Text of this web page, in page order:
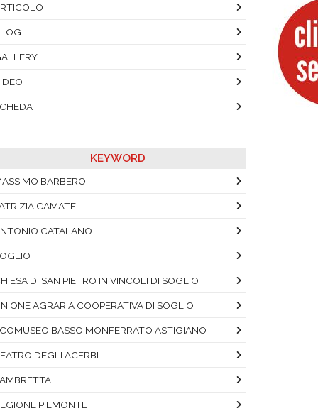
KEYWORD
BARBERO
CAMATEL
CATALANO
DI SAN PIETRO IN VINCOLI DI SOGLIO
AGRARIA COOPERATIVA DI SOGLIO
BASSO MONFERRATO ASTIGIANO
DEGLI ACERBI
PIEMONTE